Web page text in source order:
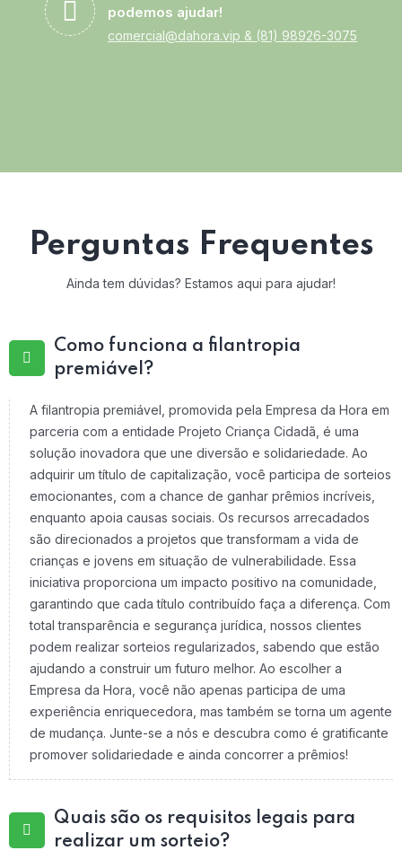
podemos ajudar!
comercial@dahora.vip & (81) 98926-3075
Perguntas Frequentes
Ainda tem dúvidas? Estamos aqui para ajudar!
Como funciona a filantropia
premiável?
A filantropia premiável, promovida pela Empresa da Hora em
parceria com a entidade Projeto Criança Cidadã, é uma
solução inovadora que une diversão e solidariedade. Ao
adquirir um título de capitalização, você participa de sorteios
emocionantes, com a chance de ganhar prêmios incríveis,
enquanto apoia causas sociais. Os recursos arrecadados
são direcionados a projetos que transformam a vida de
crianças e jovens em situação de vulnerabilidade. Essa
iniciativa proporciona um impacto positivo na comunidade,
garantindo que cada título contribuído faça a diferença. Com
total transparência e segurança jurídica, nossos clientes
podem realizar sorteios regularizados, sabendo que estão
ajudando a construir um futuro melhor. Ao escolher a
Empresa da Hora, você não apenas participa de uma
experiência enriquecedora, mas também se torna um agente
de mudança. Junte-se a nós e descubra como é gratificante
promover solidariedade e ainda concorrer a prêmios!
Quais são os requisitos legais para
realizar um sorteio?